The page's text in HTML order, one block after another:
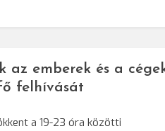
az emberek és a
felhívását
a 19-23 óra közötti